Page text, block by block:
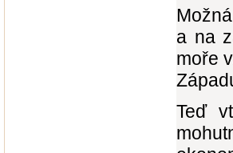
a na
moře
Teď